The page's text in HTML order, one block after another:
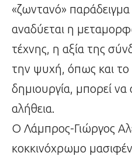
«ζωντανό»
αναδύεται η
τέχνης, η αξία της
την ψυχή, όπως και το
δημιουργία, μπορεί να
αλήθεια.
Ο Λάμπρος-Γιώργος
κοκκινόχρωμο